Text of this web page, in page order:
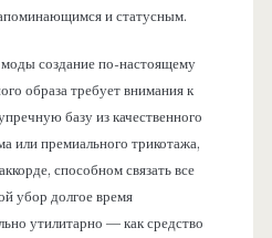
и статусным.
создание по-настоящему
образа требует внимания к
базу из качественного
или премиального трикотажа,
способном связать все
убор долгое время
утилитарно — как средство